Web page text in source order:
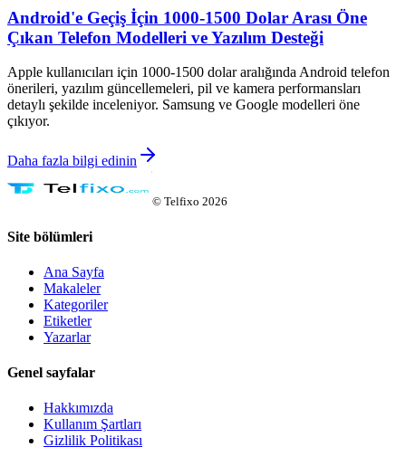
Android'e Geçiş İçin 1000-1500 Dolar Arası Öne
Çıkan Telefon Modelleri ve Yazılım Desteği
Apple kullanıcıları için 1000-1500 dolar aralığında Android telefon
önerileri, yazılım güncellemeleri, pil ve kamera performansları
detaylı şekilde inceleniyor. Samsung ve Google modelleri öne
çıkıyor.
Daha fazla bilgi edinin
© Telfixo 2026
Site bölümleri
Ana Sayfa
Makaleler
Kategoriler
Etiketler
Yazarlar
Genel sayfalar
Hakkımızda
Kullanım Şartları
Gizlilik Politikası